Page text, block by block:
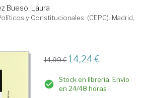
Bueso, Laura
y Constitucionales. (CEPC). Madrid,
14,99 € 14,24 €
Stock en librería. Envío
en 24/48 horas